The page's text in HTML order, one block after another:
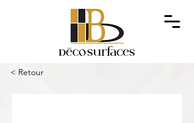
< Retour